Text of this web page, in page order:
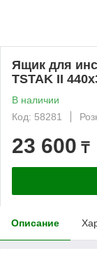
Ящик для
TSTAK II
В наличии
Код: 58281
23 600 ₸
Описание